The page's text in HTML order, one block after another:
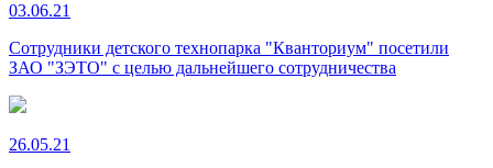
03.06.21
Сотрудники детского технопарка "Кванториум" посетили
ЗАО "ЗЭТО" с целью дальнейшего сотрудничества
26.05.21